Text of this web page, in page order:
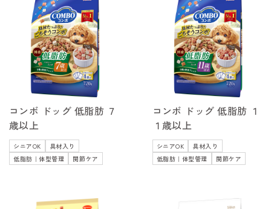
コンボ ドッグ 低脂肪 ７
歳以上
シニアOK
具材入り
低脂肪｜体型管理
関節ケア
コンボ ドッグ 低脂肪 １
１歳以上
シニアOK
具材入り
低脂肪｜体型管理
関節ケア